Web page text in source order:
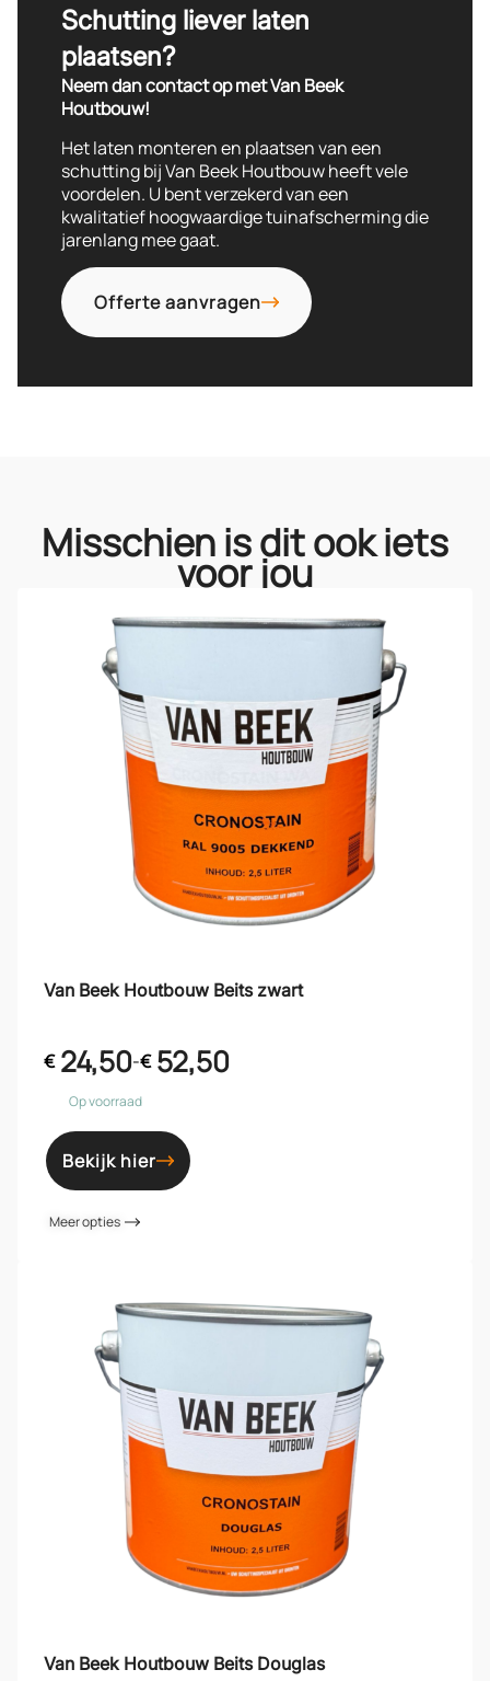
Schutting liever laten
plaatsen?
Neem dan contact op met Van Beek
Houtbouw!
Het laten monteren en plaatsen van een
schutting bij Van Beek Houtbouw heeft vele
voordelen. U bent verzekerd van een
kwalitatief hoogwaardige tuinafscherming die
jarenlang mee gaat.
Offerte aanvragen
Misschien is dit ook iets
voor jou
Van Beek Houtbouw Beits zwart
€24,50-€52,50
Op voorraad
Bekijk hier
Meer opties
Van Beek Houtbouw Beits Douglas